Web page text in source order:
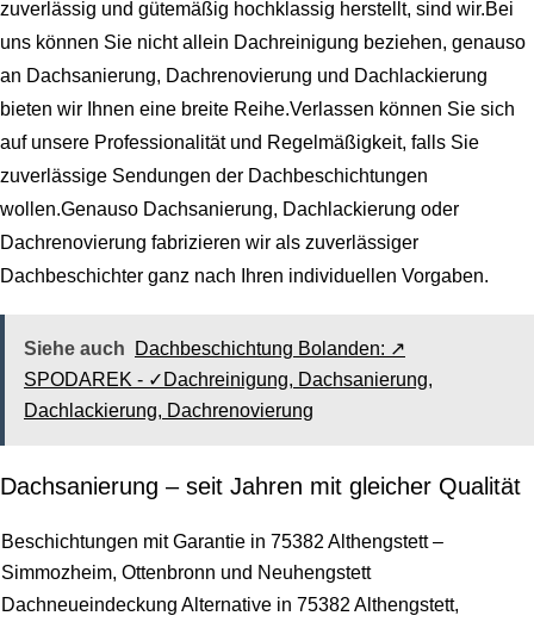
zuverlässig und gütemäßig hochklassig herstellt, sind wir.Bei
uns können Sie nicht allein Dachreinigung beziehen, genauso
an Dachsanierung, Dachrenovierung und Dachlackierung
bieten wir Ihnen eine breite Reihe.Verlassen können Sie sich
auf unsere Professionalität und Regelmäßigkeit, falls Sie
zuverlässige Sendungen der Dachbeschichtungen
wollen.Genauso Dachsanierung, Dachlackierung oder
Dachrenovierung fabrizieren wir als zuverlässiger
Dachbeschichter ganz nach Ihren individuellen Vorgaben.
Siehe auch
Dachbeschichtung Bolanden: ↗️
SPODAREK - ✓Dachreinigung, Dachsanierung,
Dachlackierung, Dachrenovierung
Dachsanierung – seit Jahren mit gleicher Qualität
Beschichtungen mit Garantie in 75382 Althengstett –
Simmozheim, Ottenbronn und Neuhengstett
Dachneueindeckung Alternative in 75382 Althengstett,